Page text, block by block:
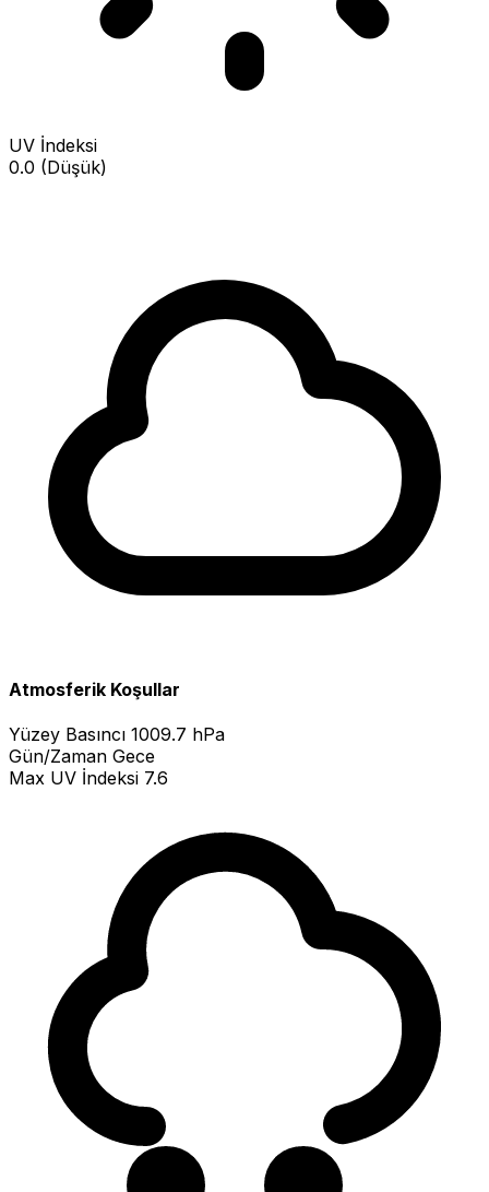
UV İndeksi
0.0 (Düşük)
Atmosferik Koşullar
Yüzey Basıncı 1009.7 hPa
Gün/Zaman Gece
Max UV İndeksi 7.6